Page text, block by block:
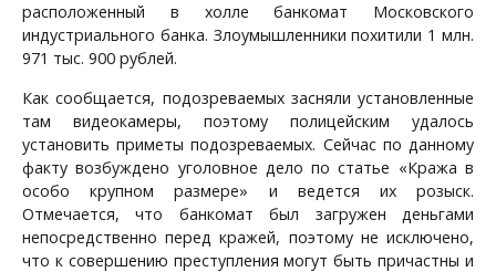
расположенный в холле банкомат Московского
индустриального банка. Злоумышленники похитили 1 млн.
971 тыс. 900 рублей.
Как сообщается, подозреваемых засняли установленные
там видеокамеры, поэтому полицейским удалось
установить приметы подозреваемых. Сейчас по данному
факту возбуждено уголовное дело по статье «Кража в
особо крупном размере» и ведется их розыск.
Отмечается, что банкомат был загружен деньгами
непосредственно перед кражей, поэтому не исключено,
что к совершению преступления могут быть причастны и